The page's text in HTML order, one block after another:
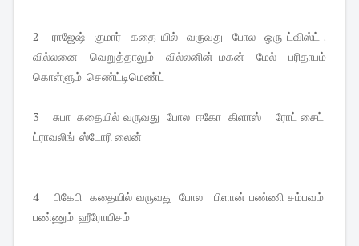
2 ராஜேஷ் குமார் கதை யில் வருவது போல ஒரு ட்விஸ்ட் .
வில்லனை வெறுத்தாலும் வில்லனின் மகன் மேல் பரிதாபம்
கொள்ளும் செண்ட்டிமெண்ட்
3 சுபா கதையில் வருவது போல ஈகோ கிளாஸ் ரோட் சைட்
ட்ராவலிங் ஸ்டோரி லைன்
4 பிகேபி கதையில் வருவது போல பிளான் பண்ணி சம்பவம்
பண்ணும் ஹீரோயிசம்